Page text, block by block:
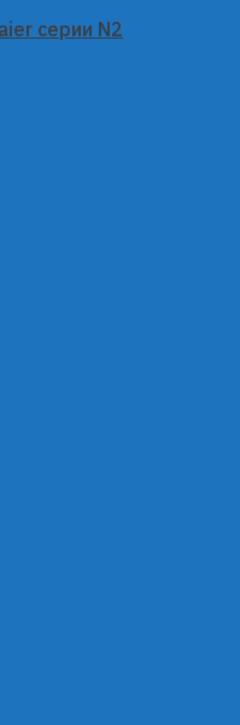
серии N2